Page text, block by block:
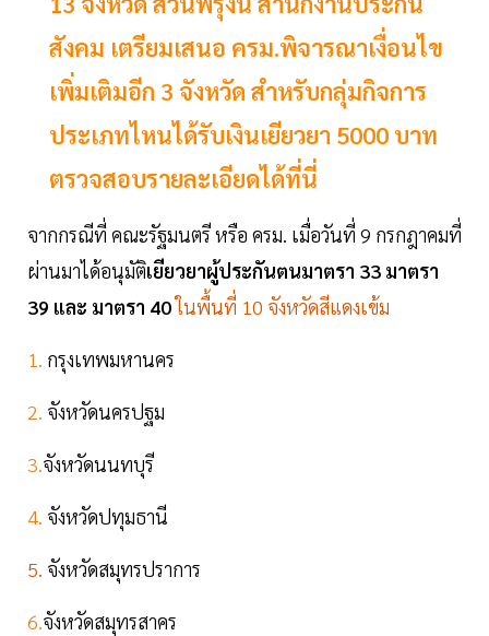
สังคม เตรียมเสนอ ครม.พิจารณาเงื่อนไข
เพิ่มเติมอีก 3 จังหวัด สำหรับกลุ่มกิจการ
ประเภทไหนได้รับเงินเยียวยา 5000 บาท
ตรวจสอบรายละเอียดได้ที่นี่
จากกรณีที่ คณะรัฐมนตรี หรือ ครม. เมื่อวันที่ 9 กรกฎาคมที่
ผ่านมาได้อนุมัติเยียวยาผู้ประกันตนมาตรา 33 มาตรา
39 และ มาตรา 40ในพื้นที่ 10 จังหวัดสีแดงเข้ม
1. กรุงเทพมหานคร
2. จังหวัดนครปฐม
3.จังหวัดนนทบุรี
4. จังหวัดปทุมธานี
5. จังหวัดสมุทรปราการ
6.จังหวัดสมุทรสาคร